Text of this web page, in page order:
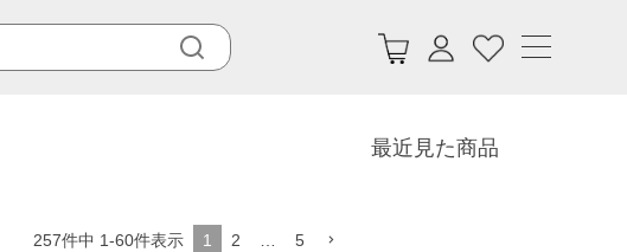
257件中 1-60件表示 1 2 … 5
最近見た商品